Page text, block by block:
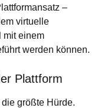
–
virtuelle
mit einem
werden können.
Plattform
größte Hürde.